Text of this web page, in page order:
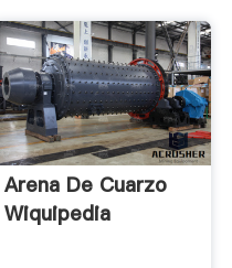
Arena De Cuarzo
Wiquipedia